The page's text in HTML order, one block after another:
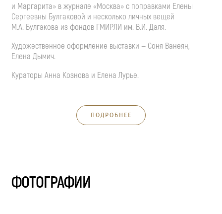
и Маргарита» в журнале «Москва» с поправками Елены
Сергеевны Булгаковой и несколько личных вещей
М.А. Булгакова из фондов ГМИРЛИ им. В.И. Даля.
Художественное оформление выставки — Соня Ванеян,
Елена Дымич.
Кураторы Анна Кознова и Елена Лурье.
ПОДРОБНЕЕ
ФОТОГРАФИИ